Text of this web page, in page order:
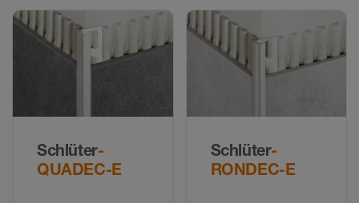
Schlüter-
QUADEC-E
Schlüter-
RONDEC-E